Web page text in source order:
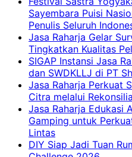
Sayembara Puisi
Penulis Seluruh
Jasa Raharja Gelar
Tingkatkan Kualitas
SIGAP Instansi Jasa
dan SWDKLLJ di PT
Jasa Raharja Perkuat
Citra melalui
Jasa Raharja Edukasi
Gamping untuk
Lintas
DIY Siap Jadi Tuan